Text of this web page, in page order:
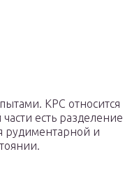
КРС относится
есть разделение
рудиментарной и